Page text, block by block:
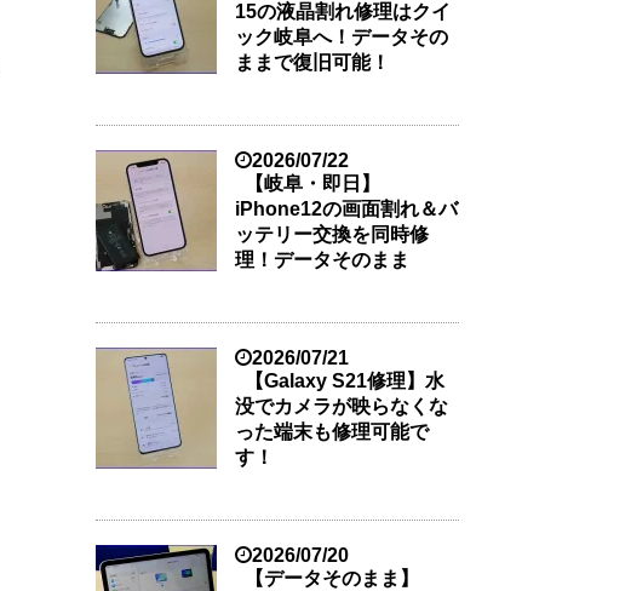
15の液晶割れ修理はクイ
ック岐阜へ！データその
ままで復旧可能！
2026/07/22
【岐阜・即日】
iPhone12の画面割れ＆バ
ッテリー交換を同時修
理！データそのまま
2026/07/21
【Galaxy S21修理】水
没でカメラが映らなくな
った端末も修理可能で
す！
2026/07/20
【データそのまま】